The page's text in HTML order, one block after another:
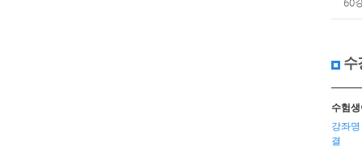
60
수
수험
강좌
결